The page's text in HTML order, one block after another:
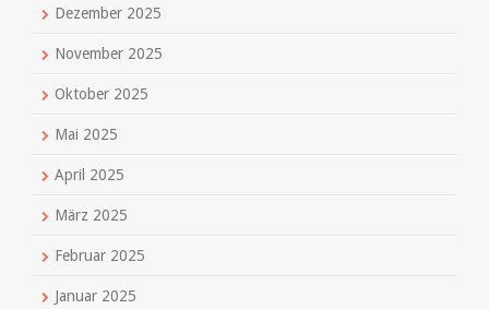
Dezember 2025
November 2025
Oktober 2025
Mai 2025
April 2025
März 2025
Februar 2025
Januar 2025